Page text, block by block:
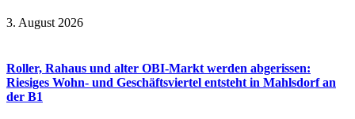
3. August 2026
Roller, Rahaus und alter OBI-Markt werden abgerissen:
Riesiges Wohn- und Geschäftsviertel entsteht in Mahlsdorf an
der B1